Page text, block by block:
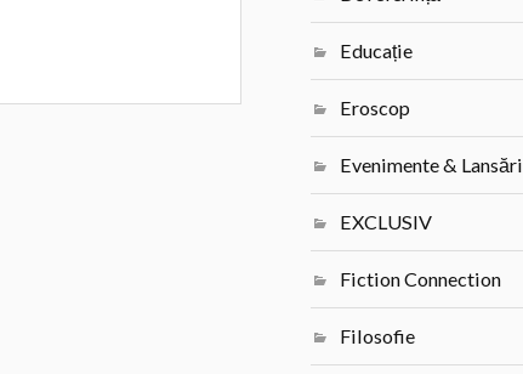
Educație
Eroscop
Evenimente & Lansări
EXCLUSIV
Fiction Connection
Filosofie